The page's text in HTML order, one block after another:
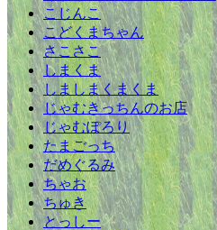
こじんこ
こどくまちゃん
さこさこ
しまくま
しましまくまくま
じゃむきっちんのお店
じゃむぽろり
たまごっち
だめぐるみ
ちゃお
ちゅき
とっしー